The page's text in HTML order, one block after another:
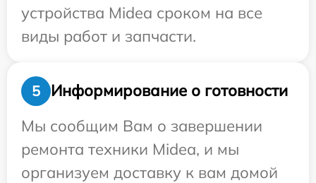
устройства Midea сроком на все
виды работ и запчасти.
5
Информирование о готовности
Мы сообщим Вам о завершении
ремонта техники Midea, и мы
организуем доставку к вам домой